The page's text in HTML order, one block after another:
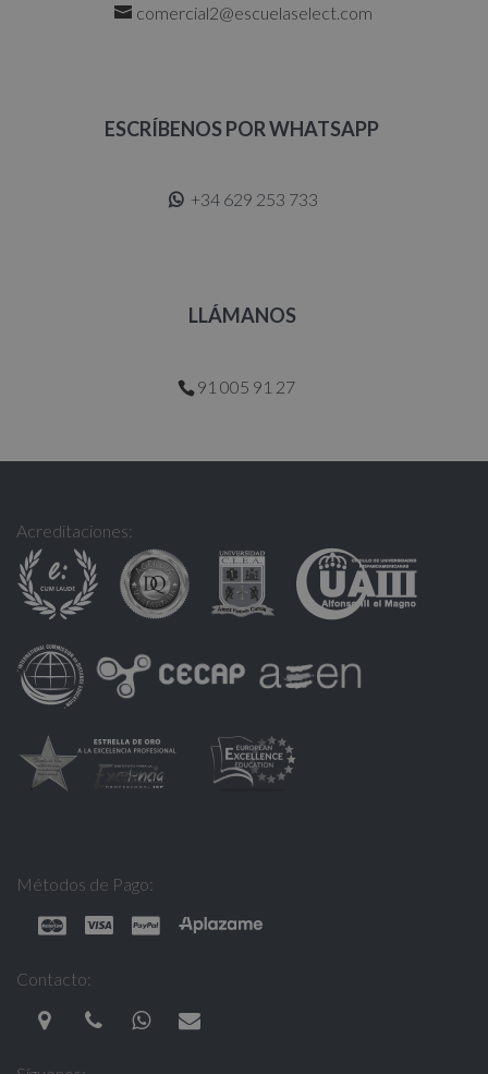
comercial2@escuelaselect.com
ESCRÍBENOS POR WHATSAPP
+34 629 253 733
LLÁMANOS
91 005 91 27
Acreditaciones:
Métodos de Pago:
Contacto: